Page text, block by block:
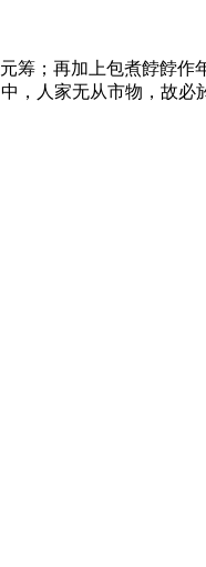
筹；再加上包煮餑餑作
，人家无从市物，故